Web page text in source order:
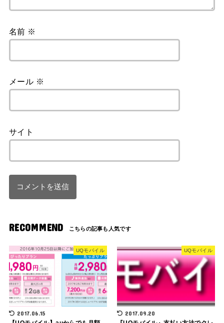
名前 ※
メール ※
サイト
RECOMMEND
UQモバイル
2017.06.15
UQモバイル
2017.09.20